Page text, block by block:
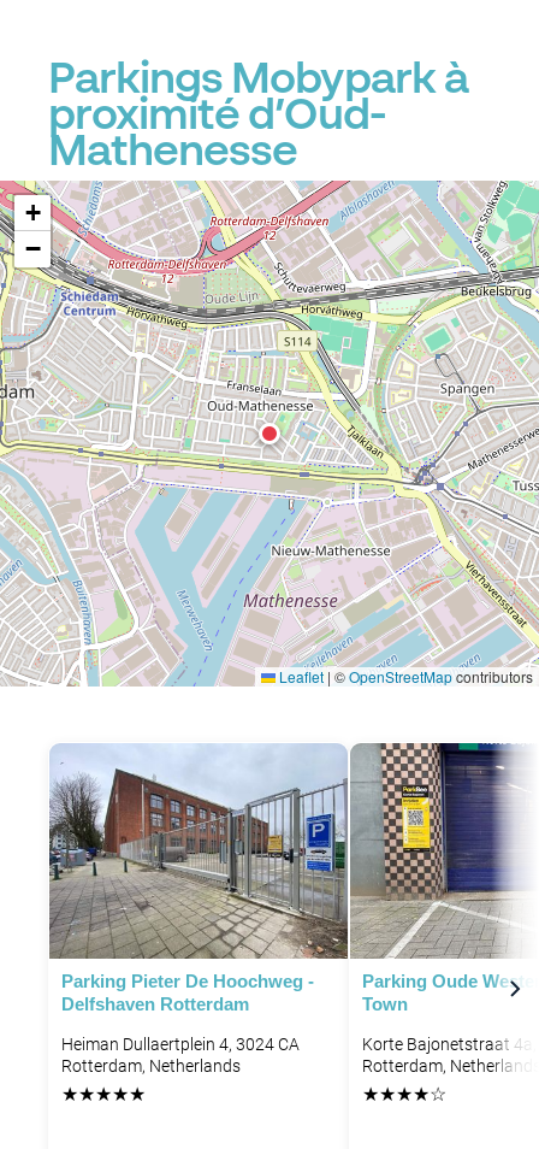
Parkings Mobypark à
proximité d’Oud-
Mathenesse
+
−
Leaflet | ©OpenStreetMapcontributors
Parking Pieter De Hoochweg -
Delfshaven Rotterdam
Heiman Dullaertplein 4, 3024 CA
Rotterdam, Netherlands
★★★★★
Parking Oude
Town
Korte Bajonetstraat 4a,
Rotterdam,
★★★★☆